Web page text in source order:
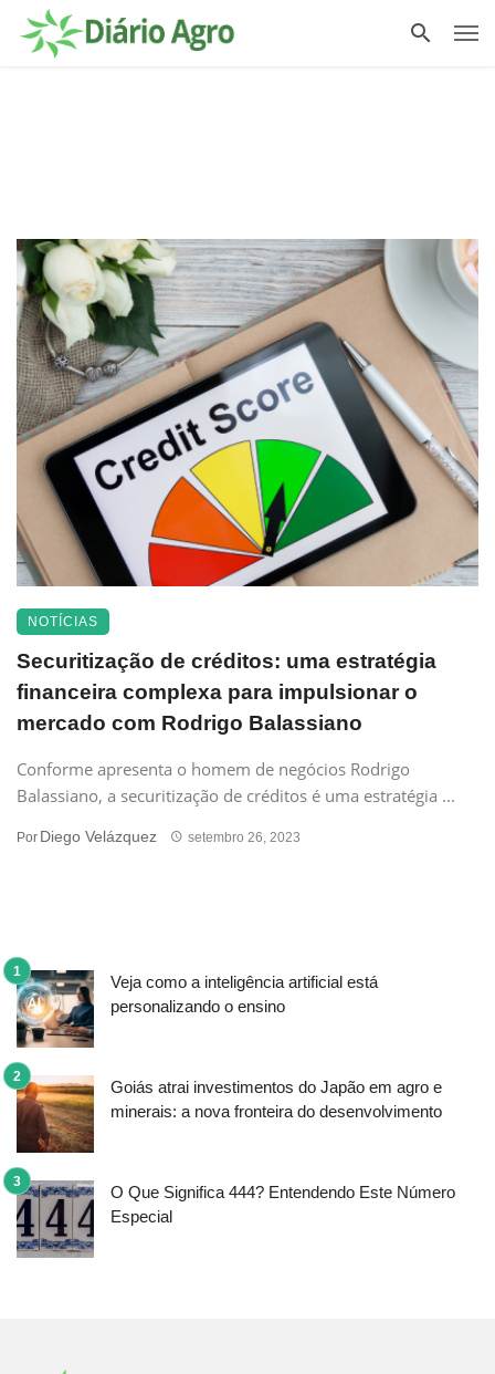
NOTÍCIAS
Securitização de créditos: uma estratégia
financeira complexa para impulsionar o
mercado com Rodrigo Balassiano
Conforme apresenta o homem de negócios Rodrigo
Balassiano, a securitização de créditos é uma estratégia ...
Por Diego Velázquez setembro 26, 2023
Veja como a inteligência artificial está
personalizando o ensino
Goiás atrai investimentos do Japão em agro e
minerais: a nova fronteira do desenvolvimento
O Que Significa 444? Entendendo Este Número
Especial